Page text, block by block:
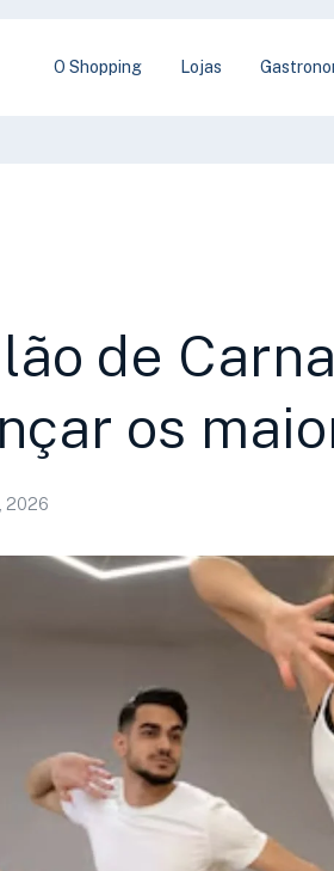
O Shopping Lojas
de
os
2026